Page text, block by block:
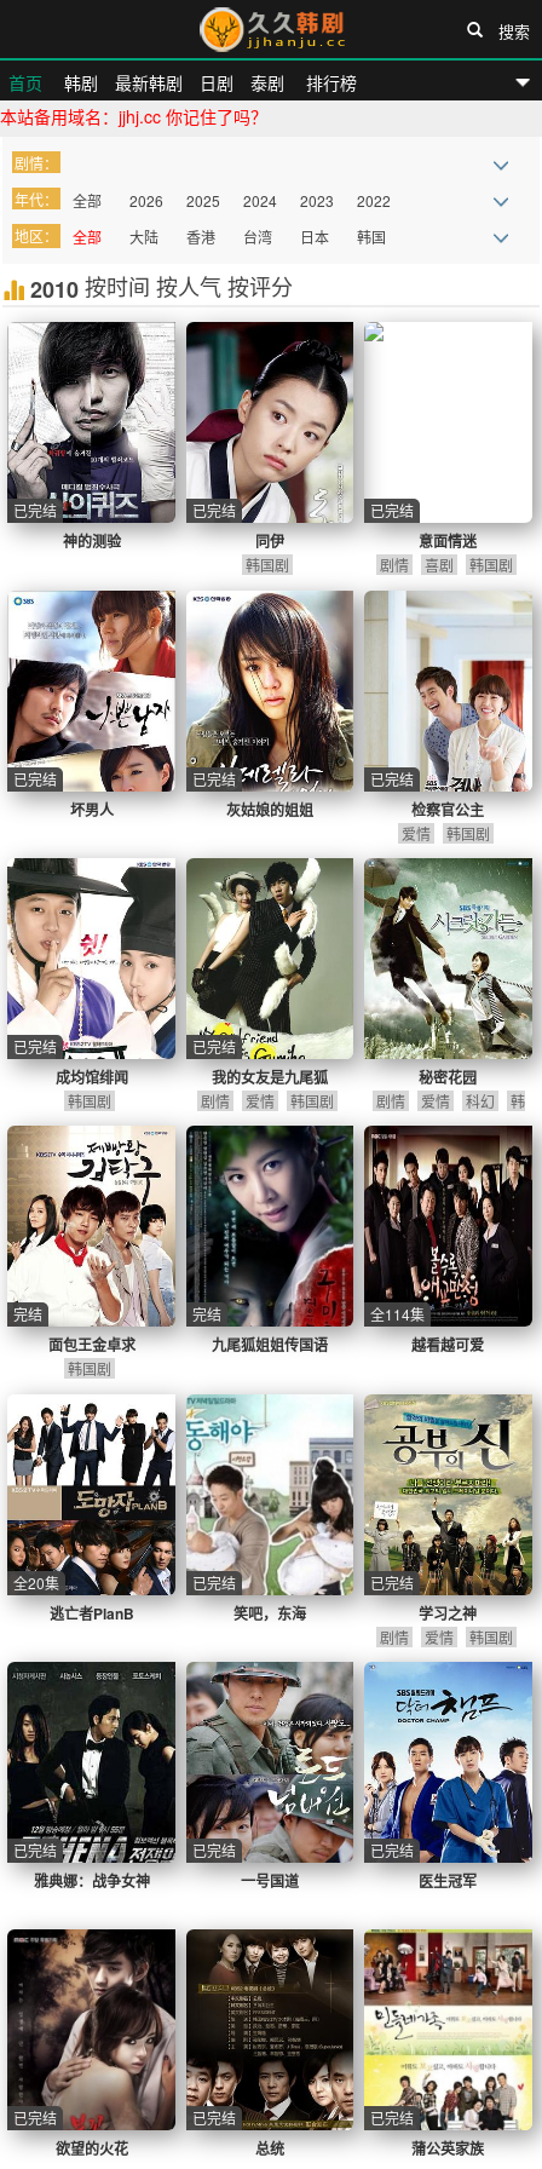
久久韩剧网
首页 韩剧 最新韩剧 日剧 泰剧 排行榜
搜索
本站备用域名：jjhj.cc 你记住了吗？
剧情：
年代：
全部 2026 2025 2024 2023 2022
2021 2020 2019 2018 2017 2016
2015 2014 2013 2012
more
地区： 全部 大陆 香港 台湾 日本 韩国
欧美 泰国 其他
2010按时间 按人气 按评分
神的测验
已完结
同伊
已完结
韩国剧
意面情迷
已完结
剧情 喜剧 韩国剧
坏男人
已完结
灰姑娘的姐姐
已完结
检察官公主
已完结
爱情 韩国剧
成均馆绯闻
已完结
韩国剧
我的女友是九尾狐
已完结
剧情 爱情 韩国剧
秘密花园
剧情 爱情 科幻
韩
国剧
面包王金卓求
完结
韩国剧
九尾狐姐姐传国语
完结
越看越可爱
全114集
逃亡者PlanB
全20集
笑吧，东海
已完结
学习之神
已完结
剧情 爱情 韩国剧
雅典娜：战争女神
已完结
一号国道
已完结
医生冠军
已完结
欲望的火花
已完结
总统
已完结
蒲公英家族
已完结